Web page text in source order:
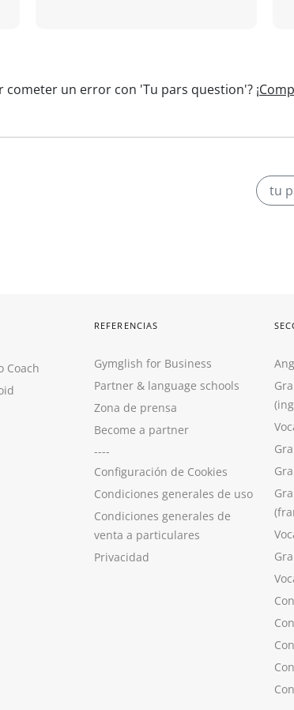
cometer un error con 'Tu pars question'?
tu
Coach
REFERENCIAS
Gymglish for Business
Partner & language schools
Zona de prensa
Become a partner
----
Configuración de Cookies
Condiciones generales de uso
Condiciones generales de
venta a particulares
Privacidad